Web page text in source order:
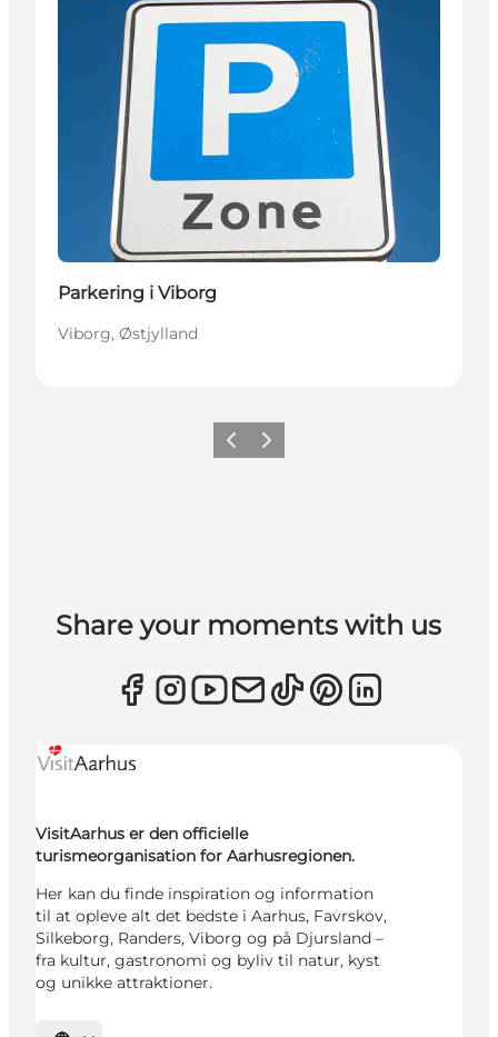
Parkering i Viborg
Viborg, Østjylland
ForrigeNæste
Share your moments with us
VisitAarhus er den officielle
turismeorganisation for Aarhusregionen.
Her kan du finde inspiration og information
til at opleve alt det bedste i Aarhus, Favrskov,
Silkeborg, Randers, Viborg og på Djursland –
fra kultur, gastronomi og byliv til natur, kyst
og unikke attraktioner.